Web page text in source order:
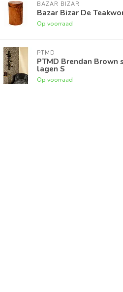
BAZAR BIZAR
Bazar Bizar De
Op voorraad
PTMD
PTMD Brendan
lagen S
Op voorraad